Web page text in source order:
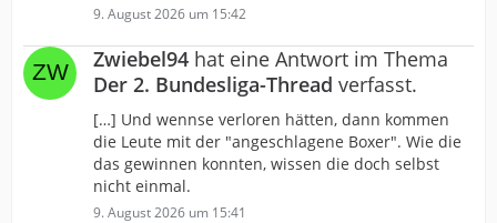
9. August 2026 um 15:42
Zwiebel94 hat eine Antwort im Thema
Der 2. Bundesliga-Thread verfasst.
[…] Und wennse verloren hätten, dann kommen
die Leute mit der "angeschlagene Boxer". Wie die
das gewinnen konnten, wissen die doch selbst
nicht einmal.
9. August 2026 um 15:41